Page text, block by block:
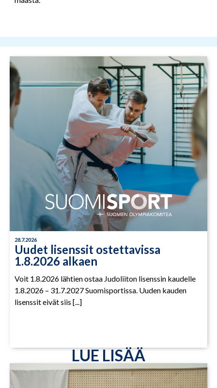
28.7.2026
Uudet lisenssit ostettavissa
1.8.2026 alkaen
Voit 1.8.2026 lähtien ostaa Judoliiton lisenssin kaudelle
1.8.2026 – 31.7.2027 Suomisportissa. Uuden kauden
lisenssit eivät siis [...]
LUE LISÄÄ